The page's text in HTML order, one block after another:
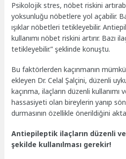
Psikolojik stres, nöbet riskini
yoksunluğu nöbetlere yol açabilir.
ışıklar nöbetleri tetikleyebilir.
kullanımı nöbet riskini artırır. Bazı
tetikleyebilir.” şeklinde konuştu.
Bu faktörlerden kaçınmanın
ekleyen Dr. Celal Şalçini, düzenli
kaçınma, ilaçların düzenli
hassasiyeti olan bireylerin yanıp
durmasının özellikle önerildiğini
Antiepileptik ilaçların düzenli
şekilde kullanılması gerekir!